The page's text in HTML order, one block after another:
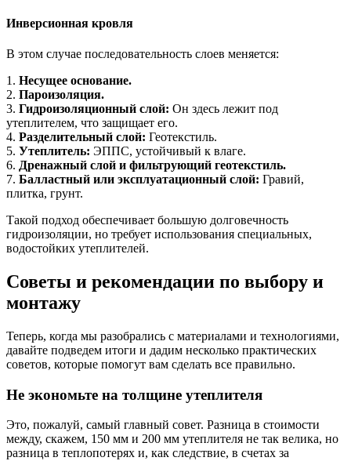
Инверсионная кровля
В этом случае последовательность слоев меняется:
1. Несущее основание.
2. Пароизоляция.
3. Гидроизоляционный слой: Он здесь лежит под
утеплителем, что защищает его.
4. Разделительный слой: Геотекстиль.
5. Утеплитель: ЭППС, устойчивый к влаге.
6. Дренажный слой и фильтрующий геотекстиль.
7. Балластный или эксплуатационный слой: Гравий,
плитка, грунт.
Такой подход обеспечивает большую долговечность
гидроизоляции, но требует использования специальных,
водостойких утеплителей.
Советы и рекомендации по выбору и
монтажу
Теперь, когда мы разобрались с материалами и технологиями,
давайте подведем итоги и дадим несколько практических
советов, которые помогут вам сделать все правильно.
Не экономьте на толщине утеплителя
Это, пожалуй, самый главный совет. Разница в стоимости
между, скажем, 150 мм и 200 мм утеплителя не так велика, но
разница в теплопотерях и, как следствие, в счетах за